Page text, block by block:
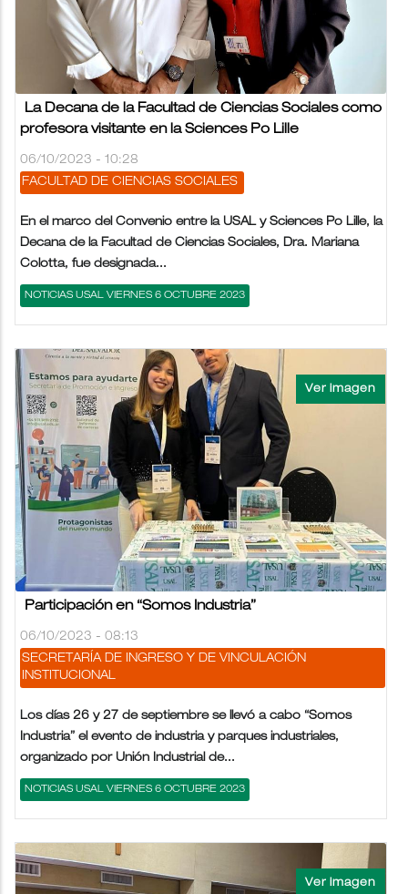
La Decana de la Facultad de Ciencias Sociales como
profesora visitante en la Sciences Po Lille
06/10/2023 - 10:28
FACULTAD DE CIENCIAS SOCIALES
En el marco del Convenio entre la USAL y Sciences Po Lille, la
Decana de la Facultad de Ciencias Sociales, Dra. Mariana
Colotta, fue designada...
NOTICIAS USAL VIERNES 6 OCTUBRE 2023
Participación en “Somos Industria”
06/10/2023 - 08:13
SECRETARÍA DE INGRESO Y DE VINCULACIÓN
INSTITUCIONAL
Los días 26 y 27 de septiembre se llevó a cabo “Somos
Industria” el evento de industria y parques industriales,
organizado por Unión Industrial de...
NOTICIAS USAL VIERNES 6 OCTUBRE 2023